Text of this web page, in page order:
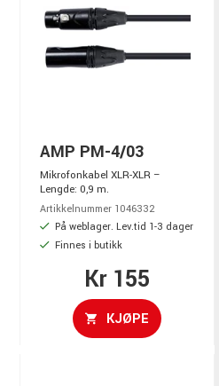
AMP PM-4/03
Mikrofonkabel XLR-XLR –
Lengde: 0,9 m.
Artikkelnummer 1046332
På weblager. Lev.tid 1-3 dager
Finnes i butikk
Kr 155
KJØPE